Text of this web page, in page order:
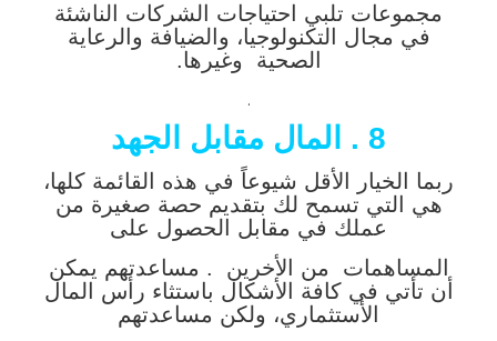
مجموعات تلبي احتياجات الشركات الناشئة
في مجال التكنولوجيا، والضيافة والرعاية
الصحية وغيرها.
.
8 . المال مقابل الجهد
ربما الخيار الأقل شيوعاً في هذه القائمة كلها،
هي التي تسمح لك بتقديم حصة صغيرة من
عملك في مقابل الحصول على
المساهمات
من الأخرين . مساعدتهم يمكن
أن تأتي في كافة الأشكال باستثاء رأس المال
الأستثماري، ولكن مساعدتهم